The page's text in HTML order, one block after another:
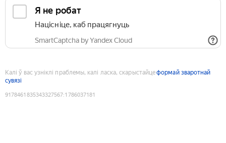
Я не робат
Націсніце, каб працягнуць
SmartCaptcha by Yandex Cloud
Калі ў вас узніклі праблемы, калі ласка, скарыстайцеформай зваротнай
сувязі
9178461835343327567:1786037181